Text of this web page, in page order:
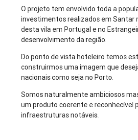
O projeto tem envolvido toda a
investimentos realizados em Santar
desta vila em Portugal e no
desenvolvimento da região.
Do ponto de vista hoteleiro temos
construirmos uma imagem que
nacionais como seja no Porto.
Somos naturalmente ambiciosos
um produto coerente e reconhecível
infraestruturas notáveis.